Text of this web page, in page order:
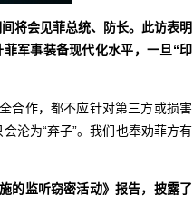
将会见菲总统、防长。此访表明
军事装备现代化水平，一旦“印
合作，都不应针对第三方或损害
沦为“弃子”。我们也奉劝菲方有
的监听窃密活动》报告，披露了